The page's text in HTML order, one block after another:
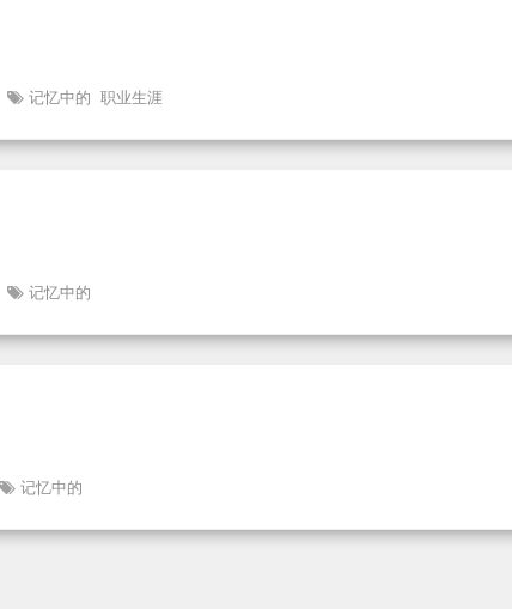
记忆中的 职业生涯
记忆中的
记忆中的